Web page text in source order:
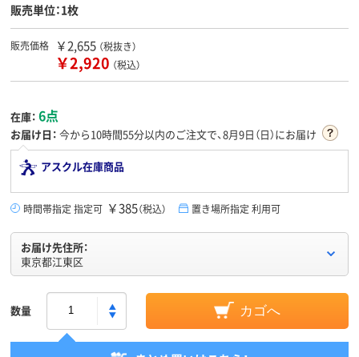
販売単位：1枚
販売価格 ￥2,655 （税抜き）
￥2,920 （税込）
在庫： 6点
お届け日： 今から10時間55分以内のご注文で、8月9日（日）にお届け
アスクル在庫商品
時間帯指定 指定可 ￥385（税込） 置き場所指定 利用可
お届け先住所：
東京都江東区
数量 カゴへ